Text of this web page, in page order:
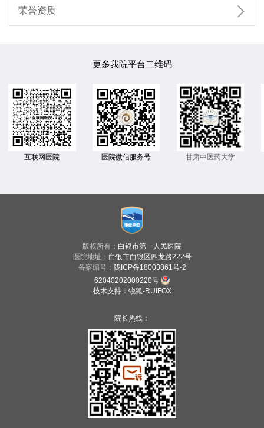
荣誉资质 
更多我院平台二维码
互联网医院 医院微信服务号 甘肃中医药大学
版权所有： 白银市第一人民医院
医院地址： 白银市白银区四龙路222号
备案编号： 陇ICP备18003861号-2
62040202000220号
技术支持： 锐狐-RUIFOX
院长热线：